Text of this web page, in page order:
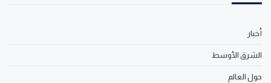
أخبار
الشرق الأوسط
حول العالم